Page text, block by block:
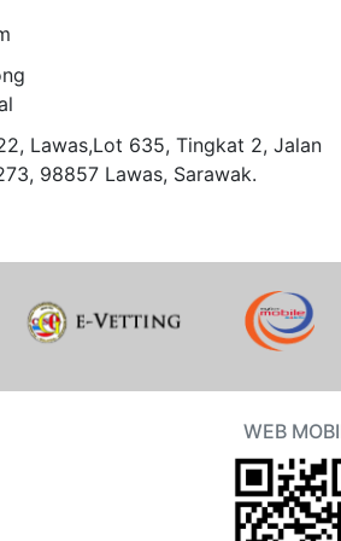
Lawas,Lot 635, Tingkat 2, Jalan
98857 Lawas, Sarawak.
WEB